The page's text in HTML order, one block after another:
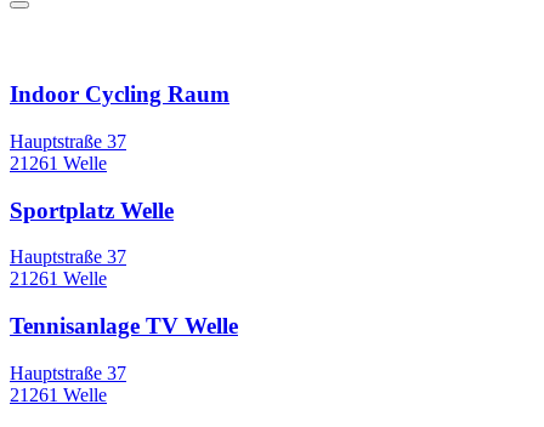
Indoor Cycling Raum
Hauptstraße 37
21261 Welle
Sportplatz Welle
Hauptstraße 37
21261 Welle
Tennisanlage TV Welle
Hauptstraße 37
21261 Welle